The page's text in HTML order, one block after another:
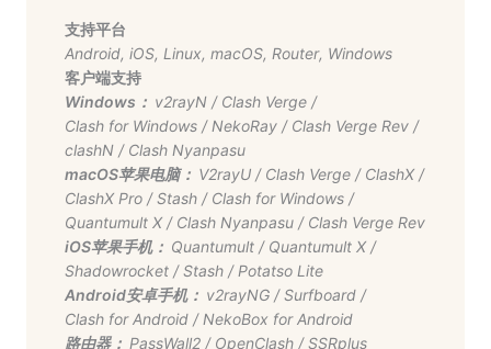
支持平台
Android, iOS, Linux, macOS, Router, Windows
客户端支持
Windows： v2rayN/ Clash Verge/
Clash for Windows/ NekoRay/ Clash Verge Rev/
clashN/ Clash Nyanpasu
macOS苹果电脑： V2rayU/ Clash Verge/ ClashX/
ClashX Pro/Stash/ Clash for Windows/
Quantumult X/ Clash Nyanpasu/ Clash Verge Rev
iOS苹果手机： Quantumult/ Quantumult X/
Shadowrocket/Stash/ Potatso Lite
Android安卓手机： v2rayNG/Surfboard/
Clash for Android/ NekoBox for Android
路由器： PassWall2/ OpenClash/SSRplus